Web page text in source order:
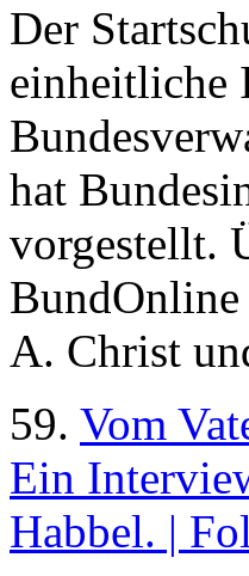
Der
einheitliche
hat
vorgestellt.
A. Christ
59. Vom
Ein
Habbel. |